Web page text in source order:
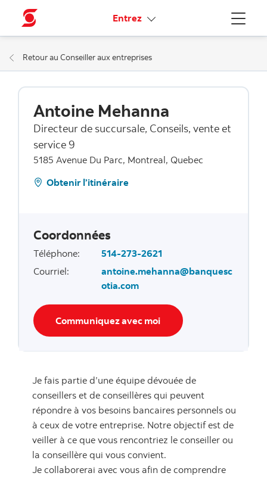
Menu
Entrez Liens connexes
Retour au Conseiller aux entreprises
Antoine Mehanna
Directeur de succursale, Conseils, vente et
service 9
5185 Avenue Du Parc, Montreal, Quebec
Obtenir l’itinéraire
Coordonnées
Téléphone:
514-273-2621
Courriel:
antoine.mehanna@banquesc
otia.com
Communiquez avec moi
Je fais partie d’une équipe dévouée de
conseillers et de conseillères qui peuvent
répondre à vos besoins bancaires personnels ou
à ceux de votre entreprise. Notre objectif est de
veiller à ce que vous rencontriez le conseiller ou
la conseillère qui vous convient.
Je collaborerai avec vous afin de comprendre